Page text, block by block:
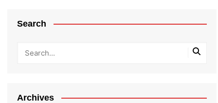
Search
Archives